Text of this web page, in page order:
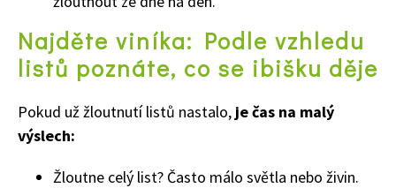
Najděte viníka: Podle vzhledu
listů poznáte, co se ibišku děje
Pokud už žloutnutí listů nastalo, je čas na malý
výslech:
Žloutne celý list? Často málo světla nebo živin.